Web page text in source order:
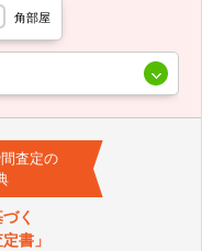
角部屋
査定の
く
書」